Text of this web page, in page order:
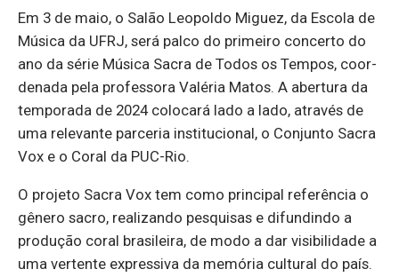
Em 3 de maio, o Salão Le­o­poldo Mi­guez, da Es­cola de
Mú­sica da UFRJ, será palco do pri­meiro con­certo do
ano da série Mú­sica Sacra de Todos os Tempos, co­or­
de­nada pela pro­fes­sora Va­léria Matos. A aber­tura da
tem­po­rada de 2024 co­lo­cará lado a lado, através de
uma re­le­vante par­ceria ins­ti­tu­ci­onal, o Con­junto Sacra
Vox e o Coral da PUC-Rio.
O pro­jeto Sacra Vox tem como prin­cipal re­fe­rência o
gê­nero sacro, re­a­li­zando pes­quisas e di­fun­dindo a
pro­dução coral bra­si­leira, de modo a dar vi­si­bi­li­dade a
uma ver­tente ex­pres­siva da me­mória cul­tural do país.